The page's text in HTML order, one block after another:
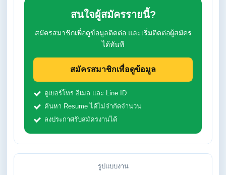
สนใจผู้สมัครรายนี้?
สมัครสมาชิกเพื่อดูข้อมูลติดต่อ และเริ่มติดต่อผู้สมัคร
ได้ทันที
สมัครสมาชิกเพื่อดูข้อมูล
ดูเบอร์โทร อีเมล และ Line ID
ค้นหา Resume ได้ไม่จำกัดจำนวน
ลงประกาศรับสมัครงานได้
รูปแบบงาน